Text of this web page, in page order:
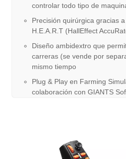
controlar todo tipo de
Precisión quirúrgica gracias
H.E.A.R.T (HallEffect
Diseño ambidextro que
carreras (se vende por
mismo tiempo
Plug & Play en Farming
colaboración con GIANTS